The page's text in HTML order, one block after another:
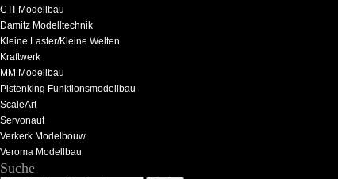
CTI-Modellbau
Damitz Modelltechnik
Kleine Laster/Kleine Welten
Kraftwerk
MM Modellbau
Pistenking Funktionsmodellbau
ScaleArt
Servonaut
Verkerk Modelbouw
Veroma Modellbau
Suche